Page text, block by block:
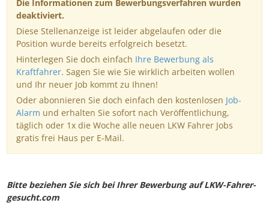
Die Informationen zum Bewerbungsverfahren wurden
deaktiviert.
Diese Stellenanzeige ist leider abgelaufen oder die
Position wurde bereits erfolgreich besetzt.
Hinterlegen Sie doch einfach Ihre Bewerbung als
Kraftfahrer. Sagen Sie wie Sie wirklich arbeiten wollen
und Ihr neuer Job kommt zu Ihnen!
Oder abonnieren Sie doch einfach den kostenlosen Job-
Alarm und erhalten Sie sofort nach Veröffentlichung,
täglich oder 1x die Woche alle neuen LKW Fahrer Jobs
gratis frei Haus per E-Mail.
Bitte beziehen Sie sich bei Ihrer Bewerbung auf LKW-Fahrer-
gesucht.com